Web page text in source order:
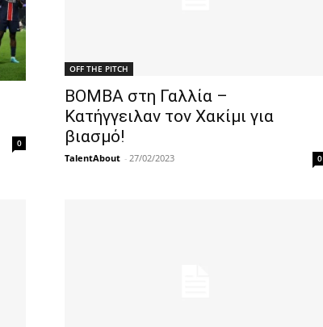
0
OFF THE PITCH
ΒΟΜΒΑ στη Γαλλία –
Κατήγγειλαν τον Χακίμι για
βιασμό!
TalentAbout - 27/02/2023 0